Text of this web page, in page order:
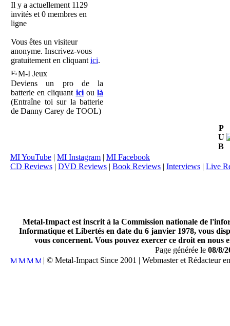
Il y a actuellement 1129
invités et 0 membres en
ligne
Vous êtes un visiteur
anonyme. Inscrivez-vous
gratuitement en cliquant ici.
M-I Jeux
Deviens un pro de la
batterie en cliquant icioulà
(Entraîne toi sur la batterie
de Danny Carey de TOOL)
P
U
B
MI YouTube | MI Instagram | MI Facebook
CD Reviews | DVD Reviews | Book Reviews | Interviews | Live
Metal-Impact est inscrit à la Commission nationale de
Informatique et Libertés en date du 6 janvier 1978, vous
vous concernent. Vous pouvez exercer ce droit en
Page générée le 08/8/
| © Metal-Impact Since 2001 | Webmaster et Rédacteur